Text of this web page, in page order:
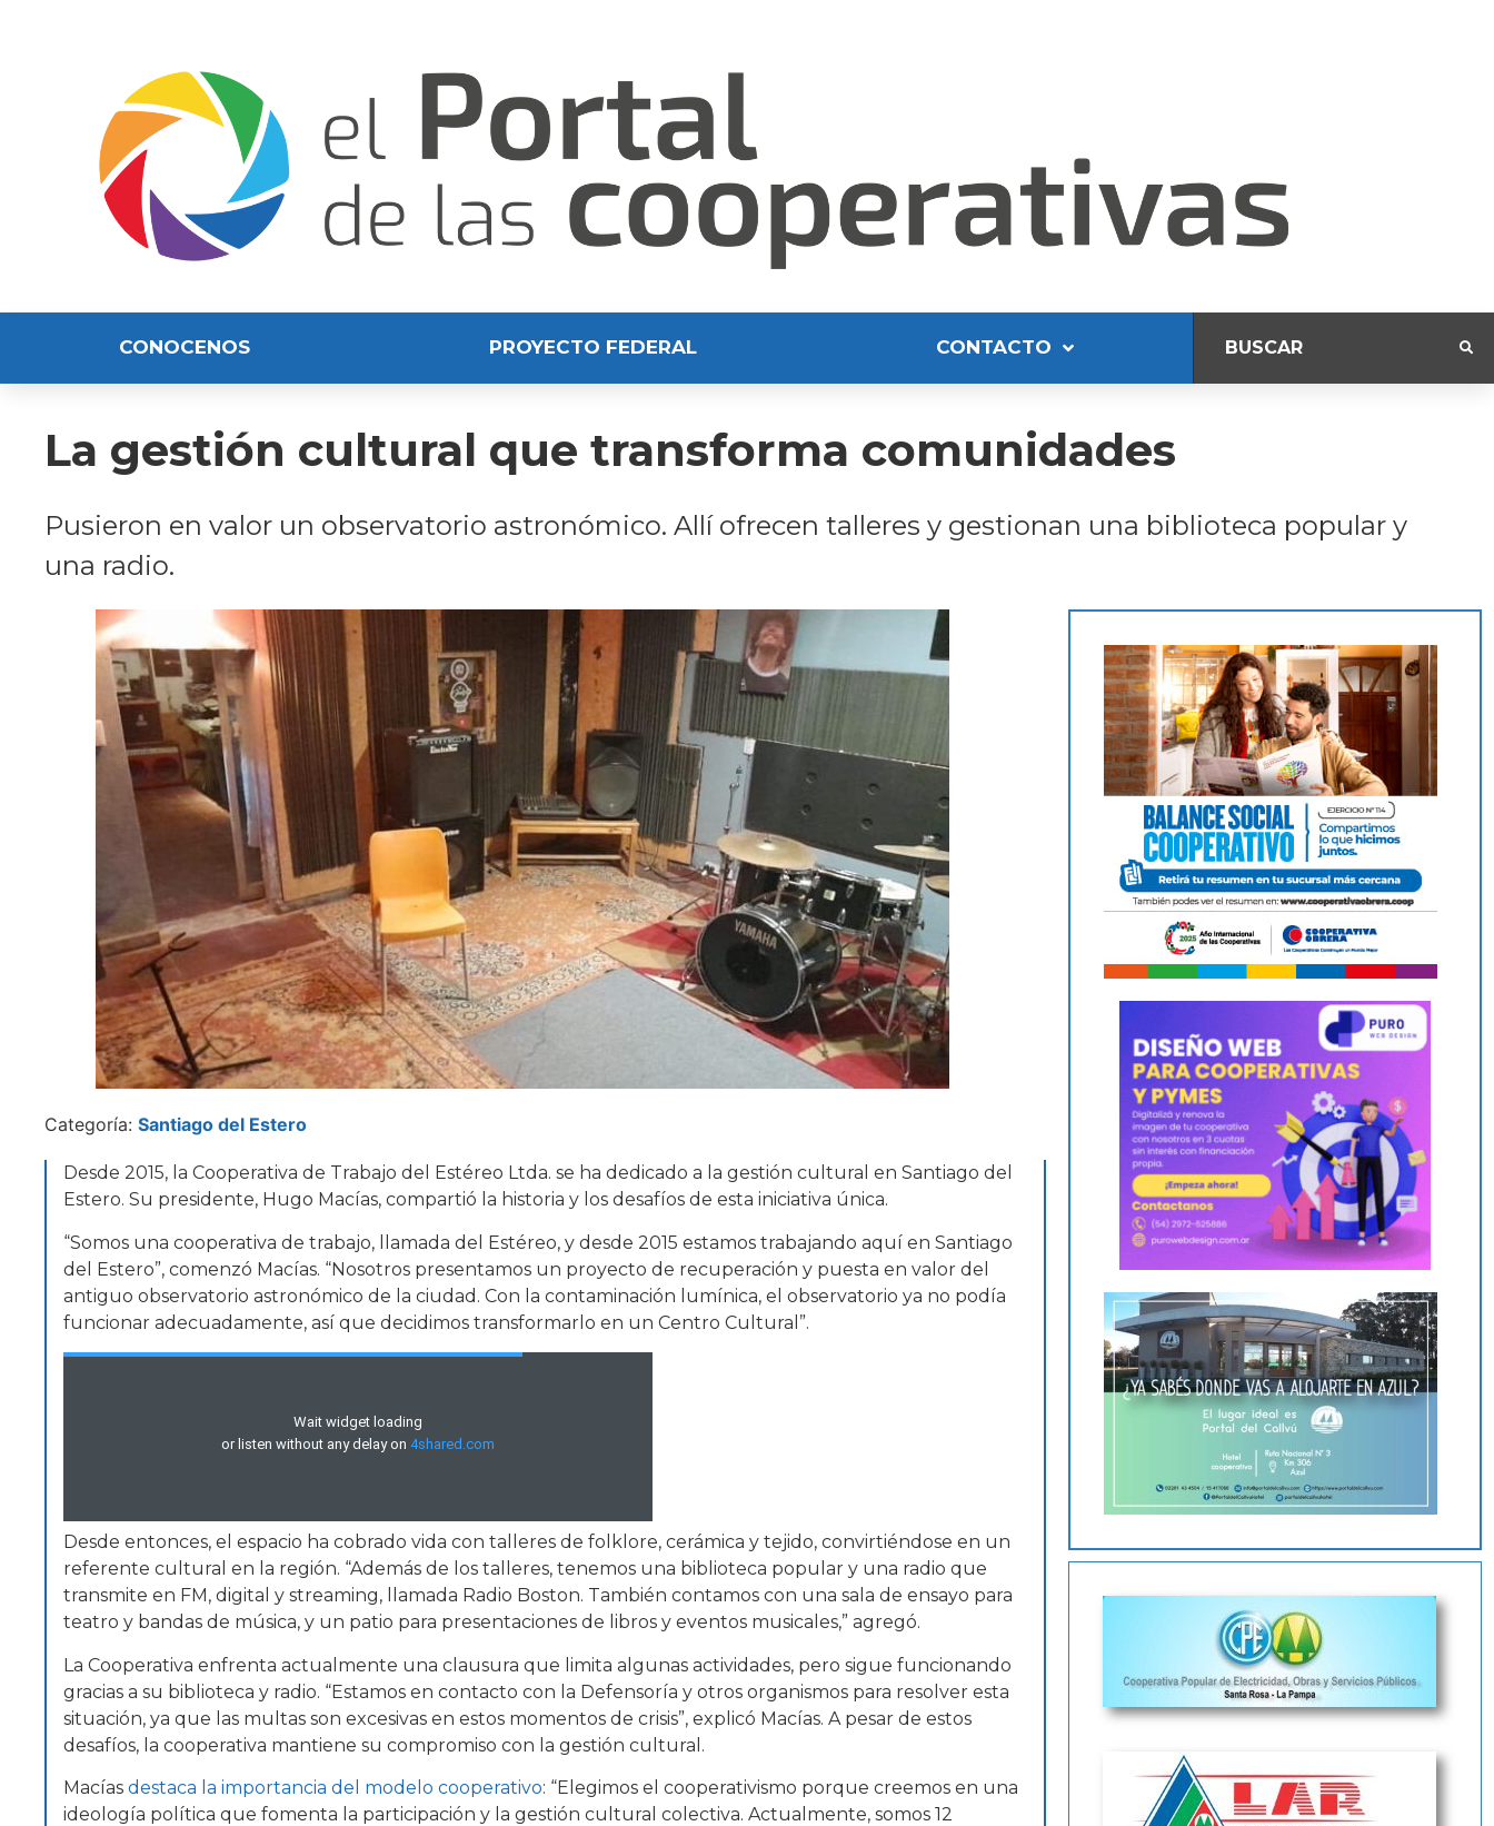
CONOCENOS PROYECTO FEDERAL CONTACTO
La gestión cultural que transforma comunidades
Pusieron en valor un observatorio astronómico. Allí ofrecen talleres y gestionan una biblioteca popular y
una radio.
Categoría: Santiago del Estero
Desde 2015, la Cooperativa de Trabajo del Estéreo Ltda. se ha dedicado a la gestión cultural en Santiago del
Estero. Su presidente, Hugo Macías, compartió la historia y los desafíos de esta iniciativa única.
“Somos una cooperativa de trabajo, llamada del Estéreo, y desde 2015 estamos trabajando aquí en Santiago
del Estero”, comenzó Macías. “Nosotros presentamos un proyecto de recuperación y puesta en valor del
antiguo observatorio astronómico de la ciudad. Con la contaminación lumínica, el observatorio ya no podía
funcionar adecuadamente, así que decidimos transformarlo en un Centro Cultural”.
Desde entonces, el espacio ha cobrado vida con talleres de folklore, cerámica y tejido, convirtiéndose en un
referente cultural en la región. “Además de los talleres, tenemos una biblioteca popular y una radio que
transmite en FM, digital y streaming, llamada Radio Boston. También contamos con una sala de ensayo para
teatro y bandas de música, y un patio para presentaciones de libros y eventos musicales,” agregó.
La Cooperativa enfrenta actualmente una clausura que limita algunas actividades, pero sigue funcionando
gracias a su biblioteca y radio. “Estamos en contacto con la Defensoría y otros organismos para resolver esta
situación, ya que las multas son excesivas en estos momentos de crisis”, explicó Macías. A pesar de estos
desafíos, la cooperativa mantiene su compromiso con la gestión cultural.
Macías destaca la importancia del modelo cooperativo: “Elegimos el cooperativismo porque creemos en una
ideología política que fomenta la participación y la gestión cultural colectiva. Actualmente, somos 12